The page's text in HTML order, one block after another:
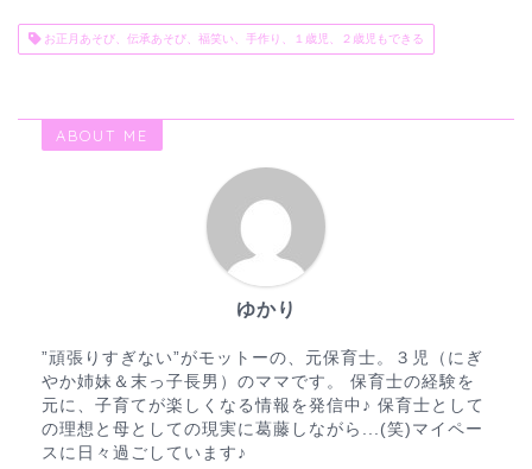
お正月あそび、伝承あそび、福笑い、手作り、１歳児、２歳児もできる
ABOUT ME
ゆかり
”頑張りすぎない”がモットーの、元保育士。３児（にぎ
やか姉妹＆末っ子長男）のママです。 保育士の経験を
元に、子育てが楽しくなる情報を発信中♪ 保育士として
の理想と母としての現実に葛藤しながら...(笑)マイペー
スに日々過ごしています♪